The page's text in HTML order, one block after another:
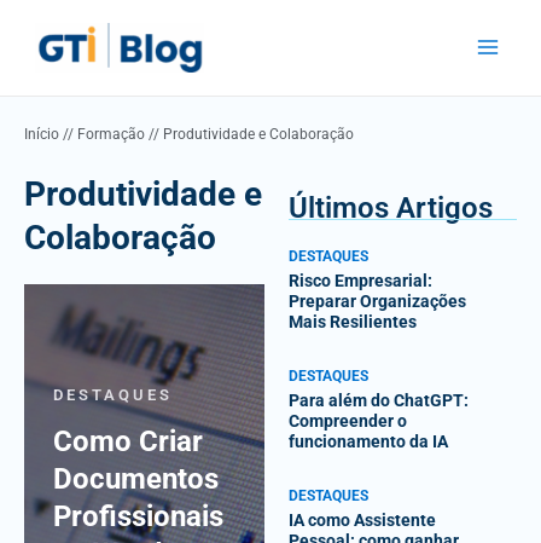
content
Início // Formação // Produtividade e Colaboração
Produtividade e
Colaboração
DESTAQUES
Como Criar
Documentos
Profissionais
Últimos Artigos
DESTAQUES
Risco Empresarial:
Preparar Organizações
Mais Resilientes
DESTAQUES
Para além do ChatGPT:
Compreender o
funcionamento da IA
DESTAQUES
IA como Assistente